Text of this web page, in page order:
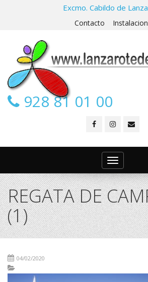
Excmo. Cabildo de
Contacto
928 81 01 00
Toggle
navigation
REGATA DE
(1)
04/02/2020